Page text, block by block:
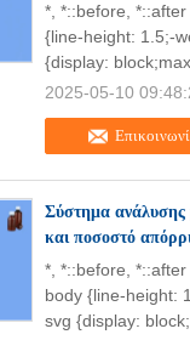
*, *::before,
{line-height: 1.5;-
{display:
2025-05-10
Σύστημα ανάλυσης
και ποσοστό
*, *::before,
body {line-height:
svg {display: